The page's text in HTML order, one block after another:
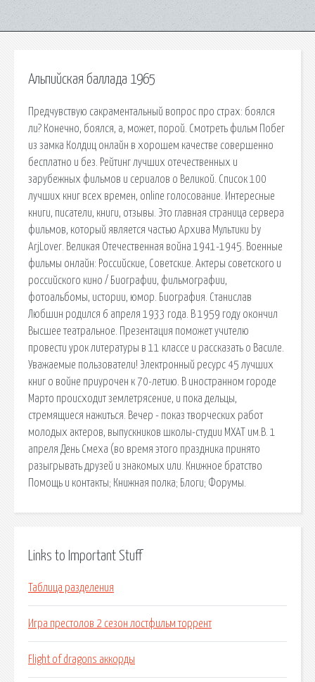
Альпийская баллада 1965
Предчувствую сакраментальный вопрос про страх: боялся
ли? Конечно, боялся, а, может, порой. Смотреть фильм Побег
из замка Колдиц онлайн в хорошем качестве совершенно
бесплатно и без. Рейтинг лучших отечественных и
зарубежных фильмов и сериалов о Великой. Список 100
лучших книг всех времен, online голосование. Интересные
книги, писатели, книги, отзывы. Это главная страница сервера
фильмов, который является частью Архива Мультики by
ArjLover. Великая Отечественная война 1941-1945. Военные
фильмы онлайн: Российские, Советские. Актеры советского и
российского кино / Биографии, фильмографии,
фотоальбомы, истории, юмор. Биография. Станислав
Любшин родился 6 апреля 1933 года. В 1959 году окончил
Высшее театральное. Презентация поможет учителю
провести урок литературы в 11 классе и рассказать о Василе.
Уважаемые пользователи! Электронный ресурс 45 лучших
книг о войне приурочен к 70-летию. В иностранном городе
Марто происходит землетрясение, и пока дельцы,
стремящиеся нажиться. Вечер - показ творческих работ
молодых актеров, выпускников школы-студии МХАТ им.В. 1
апреля День Смеха (во время этого праздника принято
разыгрывать друзей и знакомых или. Книжное братство
Помощь и контакты; Книжная полка; Блоги; Форумы.
Links to Important Stuff
Таблица разделения
Игра престолов 2 сезон лостфильм торрент
Flight of dragons аккорды